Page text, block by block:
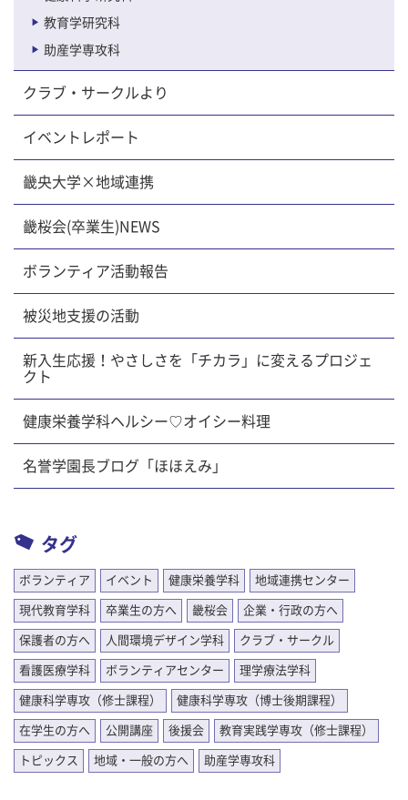
教育学研究科
助産学専攻科
クラブ・サークルより
イベントレポート
畿央大学×地域連携
畿桜会(卒業生)NEWS
ボランティア活動報告
被災地支援の活動
新入生応援！やさしさを「チカラ」に変えるプロジェ
クト
健康栄養学科ヘルシー♡オイシー料理
名誉学園長ブログ「ほほえみ」
タグ
ボランティア イベント 健康栄養学科 地域連携センター
現代教育学科 卒業生の方へ 畿桜会 企業・行政の方へ
保護者の方へ 人間環境デザイン学科 クラブ・サークル
看護医療学科 ボランティアセンター 理学療法学科
健康科学専攻（修士課程） 健康科学専攻（博士後期課程）
在学生の方へ 公開講座 後援会 教育実践学専攻（修士課程）
トピックス 地域・一般の方へ 助産学専攻科